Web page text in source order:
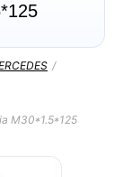
/
M30*1.5*125